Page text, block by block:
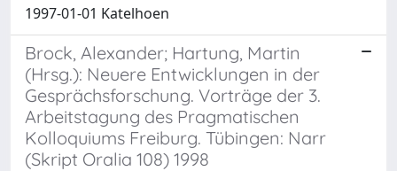
1997-01-01 Katelhoen
Brock, Alexander; Hartung, Martin
(Hrsg.): Neuere Entwicklungen in der
Gesprächsforschung. Vorträge der 3.
Arbeitstagung des Pragmatischen
Kolloquiums Freiburg. Tübingen: Narr
(Skript Oralia 108) 1998